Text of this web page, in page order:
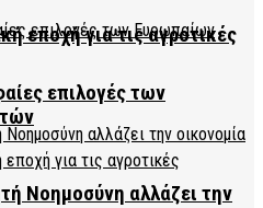
εποχή για τις αγροτικές
Νοημοσύνη αλλάζει την
επιλογές των